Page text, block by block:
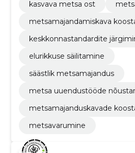
kasvava metsa ost
metsamajandamiskava
keskkonnastandardite
elurikkuse säilitamine
säästlik metsamajandus
metsa uuendustööde
metsamajanduskavade
metsavarumine